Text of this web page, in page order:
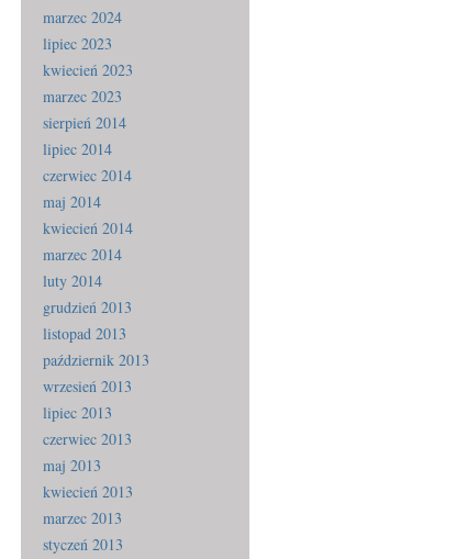
marzec 2024
lipiec 2023
kwiecień 2023
marzec 2023
sierpień 2014
lipiec 2014
czerwiec 2014
maj 2014
kwiecień 2014
marzec 2014
luty 2014
grudzień 2013
listopad 2013
październik 2013
wrzesień 2013
lipiec 2013
czerwiec 2013
maj 2013
kwiecień 2013
marzec 2013
styczeń 2013